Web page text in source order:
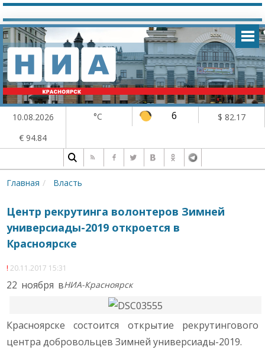
10.08.2026 °C 6
$ 82.17
€ 94.84
Главная Власть
Центр рекрутинга волонтеров Зимней
универсиады-2019 откроется в
Красноярске
20.11.2017 15:31
НИА-Красноярск
22 ноября в
Красноярске состоится открытие рекрутингового
центра добровольцев Зимней универсиады-2019.